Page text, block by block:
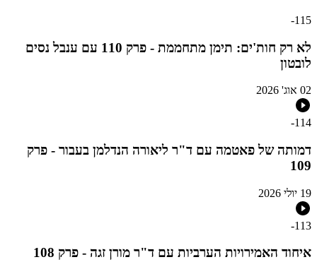
115
-
לא רק חות'ים: תימן מתחממת - פרק 110 עם ענבל נסים
לובטון
02 אוג' 2026
114
-
דמותה של פאטמה עם ד"ר ליאורה הנדלמן בעבור - פרק
109
19 יולי 2026
113
-
איחוד האמירויות הערביות עם ד"ר מורן זגה - פרק 108